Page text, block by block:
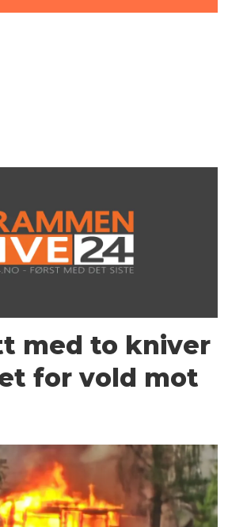
med to kniver
for vold mot